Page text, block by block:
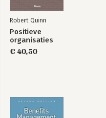
31. Lean Six Sigma
32. Combineren van
33. Managen verschillende
Bijlagen
A: Vragenlijst Projectaanpak
Literatuurlijsten
Robert Quinn
Positieve
organisaties
€ 40,50